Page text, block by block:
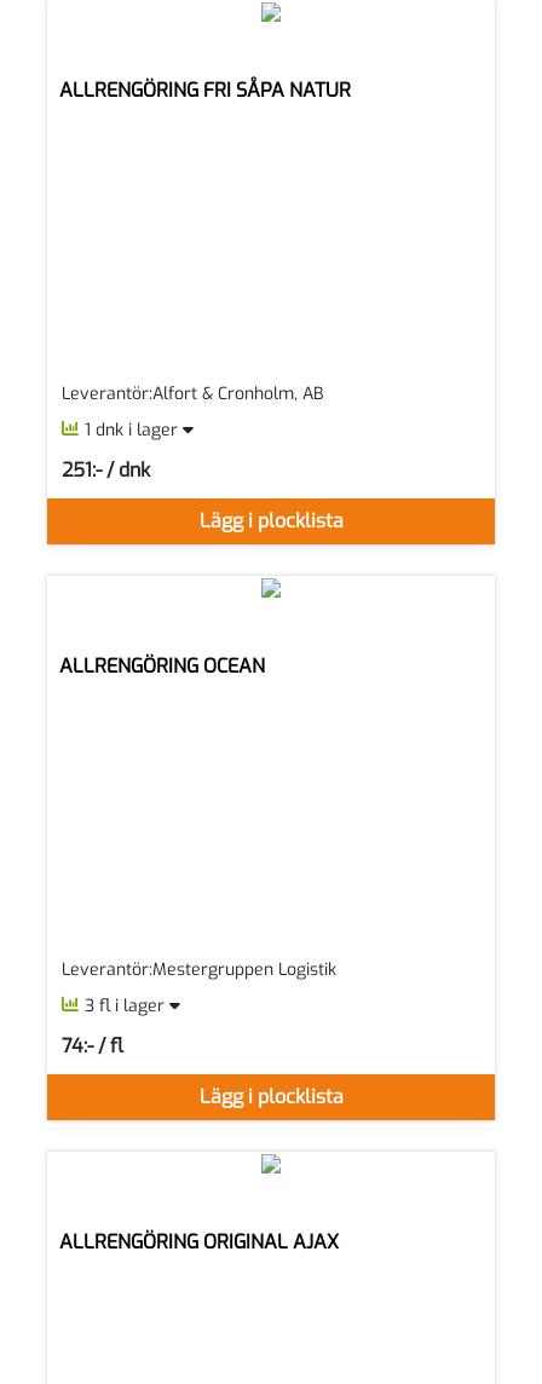
ALLRENGÖRING FRI SÅPA NATUR
Leverantör:Alfort & Cronholm, AB
1 dnk i lager
Lägg i plocklista
251:- / dnk
SEK per DNK
ALLRENGÖRING OCEAN
Leverantör:Mestergruppen Logistik
3 fl i lager
Lägg i plocklista
74:- / fl
SEK per FL
ALLRENGÖRING ORIGINAL AJAX